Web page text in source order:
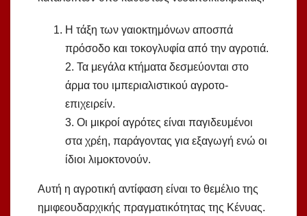
Η τάξη των γαιοκτημόνων αποσπά
πρόσοδο και τοκογλυφία από την αγροτιά.
2. Τα μεγάλα κτήματα δεσμεύονται στο
άρμα του ιμπεριαλιστικού αγροτο-
επιχειρείν.
3. Οι μικροί αγρότες είναι παγιδευμένοι
στα χρέη, παράγοντας για εξαγωγή ενώ οι
ίδιοι λιμοκτονούν.
Αυτή η αγροτική αντίφαση είναι το θεμέλιο της
ημιφεουδαρχικής πραγματικότητας της Κένυας.